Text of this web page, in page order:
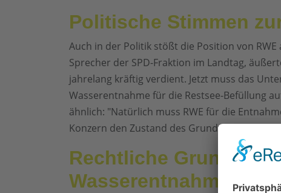
Politische Stimmen
Auch in der Politik stößt die Position von
Sprecher der SPD-Fraktion im Landtag,
jahrelang kräftig verdient. Jetzt muss das
Wasserentnahme für die Restsee-Befüllung
ähnlich: "Natürlich muss RWE für die
Konzern den Zustand des Grundwassers vor
Rechtliche